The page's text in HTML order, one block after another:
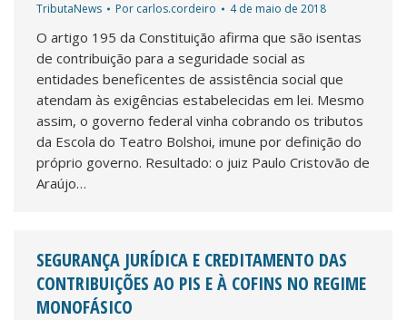
TributaNews Por carlos.cordeiro 4 de maio de 2018
O artigo 195 da Constituição afirma que são isentas
de contribuição para a seguridade social as
entidades beneficentes de assistência social que
atendam às exigências estabelecidas em lei. Mesmo
assim, o governo federal vinha cobrando os tributos
da Escola do Teatro Bolshoi, imune por definição do
próprio governo. Resultado: o juiz Paulo Cristovão de
Araújo…
SEGURANÇA JURÍDICA E CREDITAMENTO DAS
CONTRIBUIÇÕES AO PIS E À COFINS NO REGIME
MONOFÁSICO